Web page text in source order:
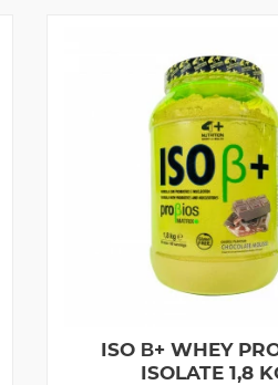
ISO Β+ WHEY
ISOLATE 1,8